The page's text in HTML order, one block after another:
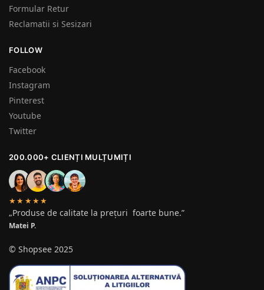
Formular Retur
Reclamatii si Sesizari
FOLLOW
Facebook
Instagram
Pinterest
Youtube
Twitter
200.000+ CLIENȚI MULȚUMIȚI
★★★★★
„Produse de calitate la prețuri foarte bune.”
Matei P.
© Shopsee 2025